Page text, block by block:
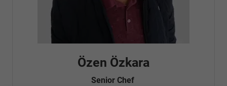
Özen Özkara
Senior Chef